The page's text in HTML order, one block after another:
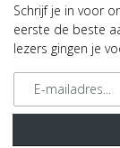
Schrijf je in voor
eerste de beste
lezers gingen je
E-mailadres